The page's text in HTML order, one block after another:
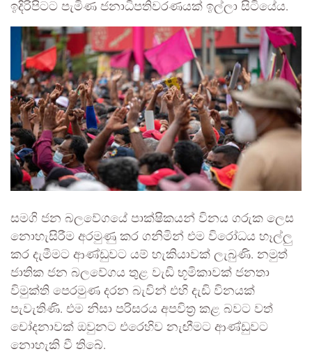
ඉදිරිපිටට පැමිණ ජනාධිපතිවරණයක් ඉල්ලා සිටියේය.
සමගි ජන බලවේගයේ පාක්ෂිකයන් විනය ගරුක ලෙස
නොහැසිරීම අරමුණු කර ගනිමින් එම විරෝධය හෑල්ලු
කර දැමීමට ආණ්ඩුවට යම් හැකියාවක් ලැබුණි. නමුත්
ජාතික ජන බලවේගය තුළ වැඩි භූමිකාවක් ජනතා
විමුක්ති පෙරමුණ දරන බැවින් එහි දැඩි විනයක්
පැවැතිණි. එම නිසා පරිසරය අපවිත්‍ර කළ බවට වත්
චෝදනාවක් ඔවුනට එරෙහිව නැඟීමට ආණ්ඩුවට
නොහැකි වී තිබේ.